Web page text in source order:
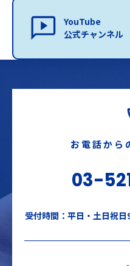
YouTube
公式チャンネル
お電話から
03-
受付時間：平日・土日祝日